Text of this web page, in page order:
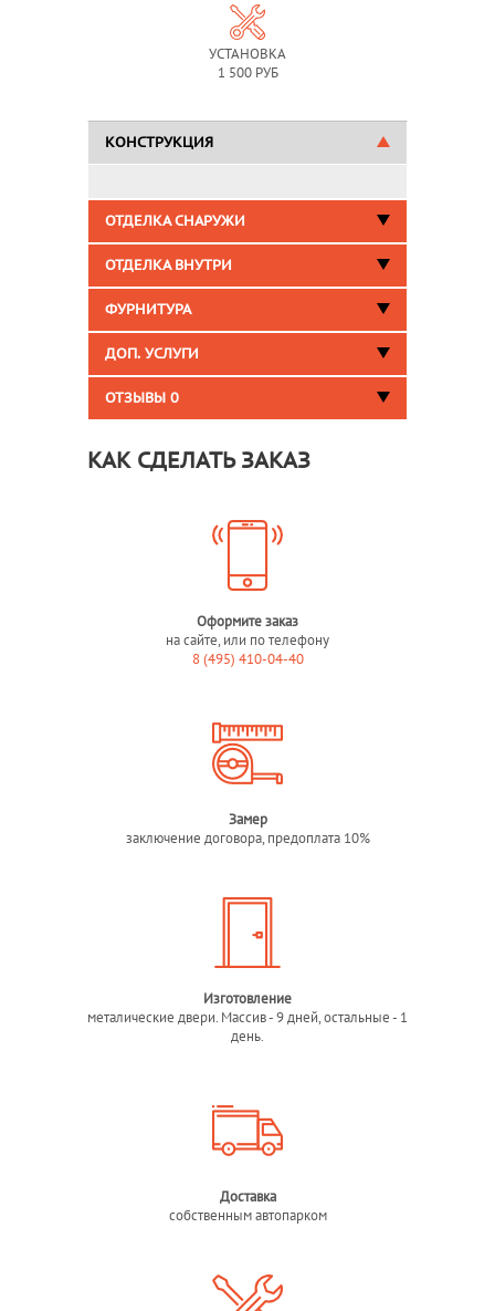
УСТАНОВКА
1 500 РУБ
КОНСТРУКЦИЯ
ОТДЕЛКА СНАРУЖИ
ОТДЕЛКА ВНУТРИ
ФУРНИТУРА
ДОП. УСЛУГИ
ОТЗЫВЫ 0
КАК СДЕЛАТЬ ЗАКАЗ
Оформите заказ
на сайте, или по телефону
8 (495) 410-04-40
Замер
заключение договора, предоплата 10%
Изготовление
металические двери. Массив - 9 дней, остальные - 1
день.
Доставка
собственным автопарком